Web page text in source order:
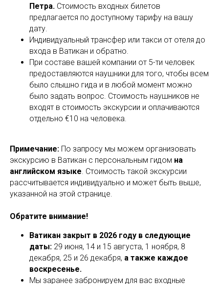
Петра. Стоимость входных билетов
предлагается по доступному тарифу на вашу
дату.
Индивидуальный трансфер или такси от отеля до
входа в Ватикан и обратно.
При составе вашей компании от 5-ти человек
предоставляются наушники для того, чтобы всем
было слышно гида и в любой момент можно
было задать вопрос. Стоимость наушников не
входят в стоимость экскурсии и оплачиваются
отдельно €10 на человека.
Примечание: По запросу мы можем организовать
экскурсию в Ватикан с персональным гидом на
английском языке . Стоимость такой экскурсии
рассчитывается индивидуально и может быть выше,
указанной на этой странице.
Обратите внимание!
Ватикан закрыт в 2026 году в следующие
даты: 29 июня, 14 и 15 августа, 1 ноября, 8
декабря, 25 и 26 декабря, а также каждое
воскресенье.
Мы заранее забронируем для вас входные